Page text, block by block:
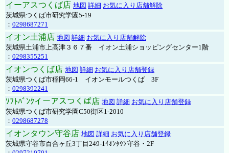
イーアスつくば店 地図 詳細 お気に入り店舗解除
茨城県つくば市研究学園5-19
： 0298687271
イオン土浦店 地図 詳細 お気に入り店舗解除
茨城県土浦市上高津３６７番 イオン土浦ショッピングセンター1階
： 0298355251
イオンつくば店 地図 詳細 お気に入り店舗登録
茨城県つくば市稲岡66-1 イオンモールつくば 3F
： 0298392241
ｿﾌﾄﾊﾞﾝｸイーアスつくば店 地図 詳細 お気に入り店舗登録
茨城県つくば市研究学園C50街区1-2010
： 0298687278
イオンタウン守谷店 地図 詳細 お気に入り店舗登録
茨城県守谷市百合ヶ丘3丁目249-1ｲｵﾝﾀｳﾝ守谷・2F